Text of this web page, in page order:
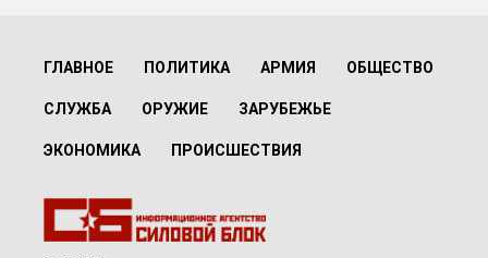
ГЛАВНОЕ ПОЛИТИКА АРМИЯ ОБЩЕСТВО
СЛУЖБА ОРУЖИЕ ЗАРУБЕЖЬЕ
ЭКОНОМИКА ПРОИСШЕСТВИЯ